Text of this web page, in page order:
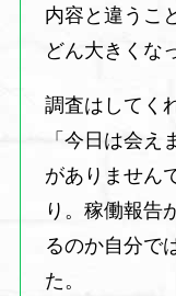
内容と違うこ
どん大きくな
調査はしてく
「今日は会え
がありません
り。稼働報告
るのか自分で
た。